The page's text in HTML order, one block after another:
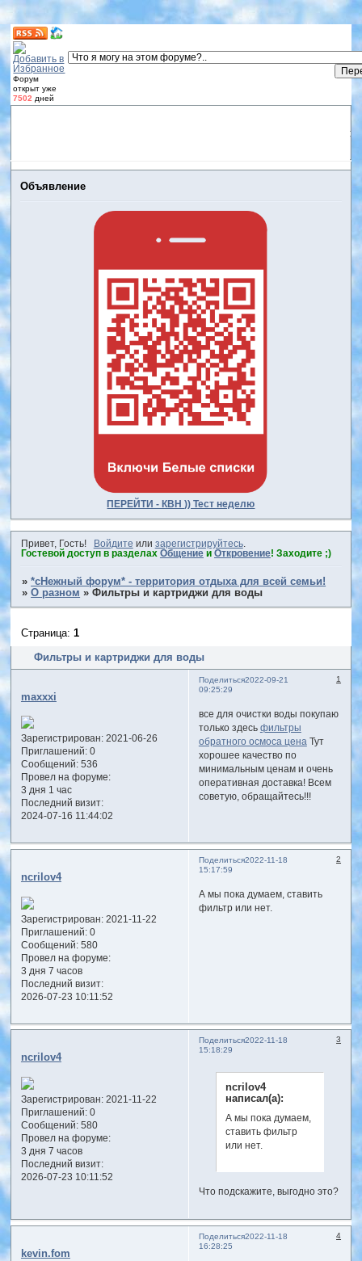
Форум
открыт уже
7502 дней
Объявление
ПЕРЕЙТИ - КВН )) Тест неделю
Привет, Гость! Войдите или зарегистрируйтесь.
Гостевой доступ в разделах Общениеи Откровение! Заходите ;)
»*сНежный форум* - территория отдыха для всей семьи!
»О разном »Фильтры и картриджи для воды
Фильтры и картриджи для воды
Страница:1
Поделиться 1
2022-09-21
09:25:29
maxxxi
Зарегистрирован: 2021-06-26
Приглашений:0
Сообщений:536
Провел на форуме:
3 дня 1 час
Последний визит:
2024-07-16 11:44:02
все для очистки воды покупаю
только здесь фильтры
обратного осмоса цена Тут
хорошее качество по
минимальным ценам и очень
оперативная доставка! Всем
советую, обращайтесь!!!
Поделиться 2
2022-11-18
15:17:59
ncrilov4
Зарегистрирован: 2021-11-22
Приглашений:0
Сообщений:580
Провел на форуме:
3 дня 7 часов
Последний визит:
2026-07-23 10:11:52
А мы пока думаем, ставить
фильтр или нет.
Поделиться 3
2022-11-18
15:18:29
ncrilov4
Зарегистрирован: 2021-11-22
Приглашений:0
Сообщений:580
Провел на форуме:
3 дня 7 часов
Последний визит:
2026-07-23 10:11:52
ncrilov4
написал(а):
А мы пока думаем,
ставить фильтр
или нет.
Что подскажите, выгодно это?
Поделиться 4
2022-11-18
16:28:25
kevin.fom